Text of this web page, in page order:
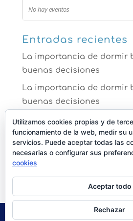
No hay eventos
Entradas recientes
La importancia de dormir
buenas decisiones
La importancia de dormir
buenas decisiones
La ansiedad te impide
Comer bien para dormir
Los efectos de no dormir
que ya padecías
Utilizamos cookies propias y de
funcionamiento de la web, medir su
servicios. Puede aceptar todas las
necesarias o configurar sus
cookies
Aceptar todo
Rechazar